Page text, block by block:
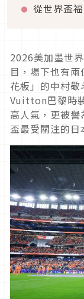
從世界盃
2026美加墨世
目，場下也有
花板」的中村
Vuitton巴黎時
高人氣，更被
盃最受關注的日